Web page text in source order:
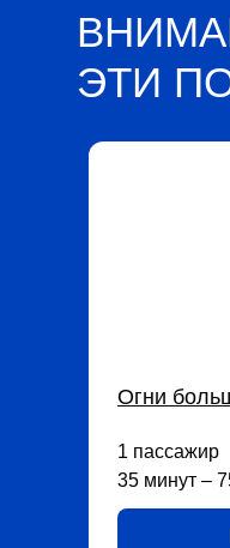
ЭТИ
Огни
1 пассажир
35 минут –